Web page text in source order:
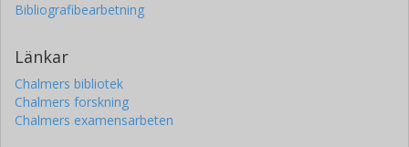
Bibliografibearbetning
Länkar
Chalmers bibliotek
Chalmers forskning
Chalmers examensarbeten